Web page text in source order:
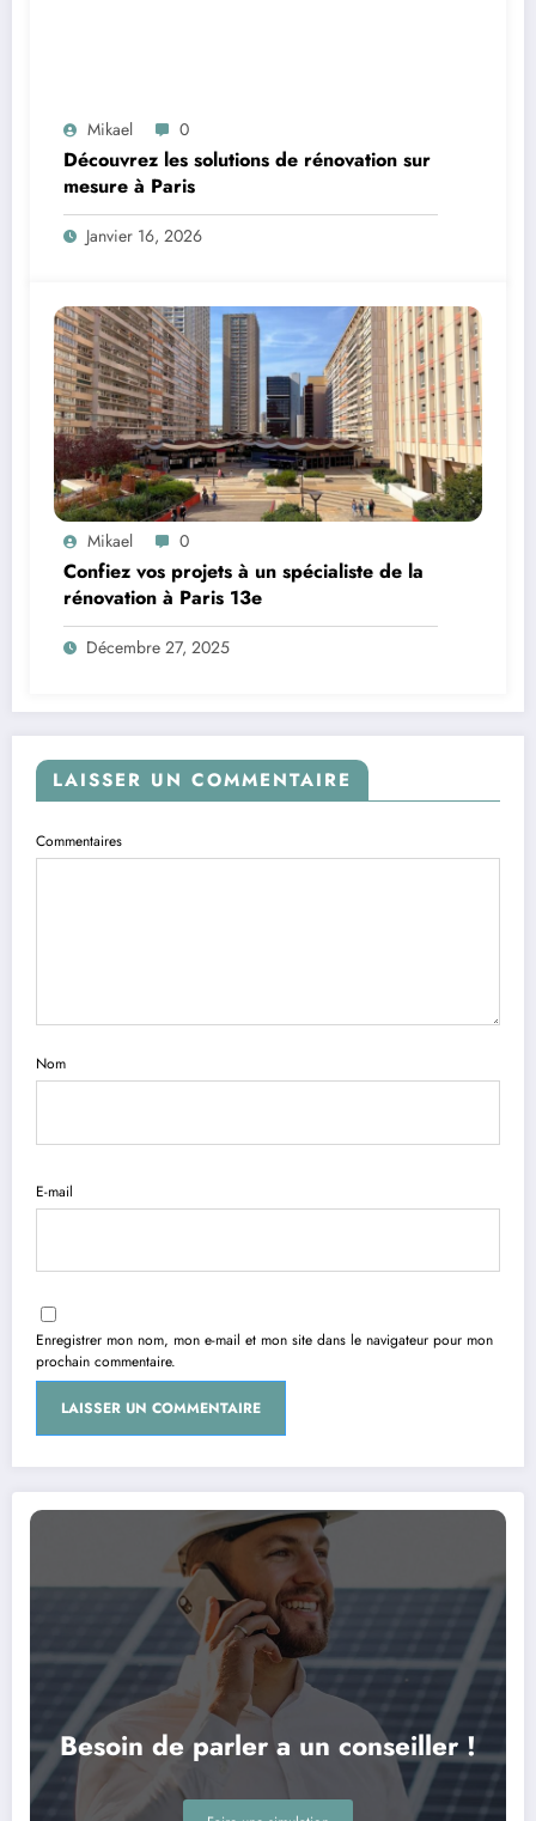
Mikael 0
Découvrez les solutions de rénovation sur
mesure à Paris
Janvier 16, 2026
Mikael 0
Confiez vos projets à un spécialiste de la
rénovation à Paris 13e
Décembre 27, 2025
LAISSER UN COMMENTAIRE
Commentaires
Nom
E-mail
Enregistrer mon nom, mon e-mail et mon site dans le navigateur pour mon
prochain commentaire.
Besoin de parler a un conseiller !